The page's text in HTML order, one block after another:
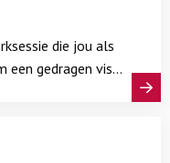
die jou als
gedragen visie